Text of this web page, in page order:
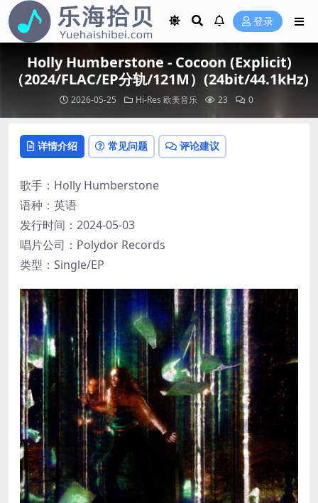
登录
Holly Humberstone - Cocoon (Explicit)
（2024/FLAC/EP分轨/121M）(24bit/44.1kHz)
2026-05-25 Hi-Res 欧美音乐 23 0
详情介绍 常见问题 评论建议
歌手：Holly Humberstone
语种：英语
发行时间：2024-05-03
唱片公司：Polydor Records
类型：Single/EP